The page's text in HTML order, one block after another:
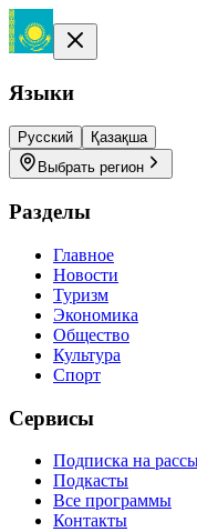
Языки
Русский
Қазақша
Выбрать регион
Разделы
Главное
Новости
Туризм
Экономика
Общество
Культура
Спорт
Сервисы
Подписка на
Подкасты
Все программы
Контакты